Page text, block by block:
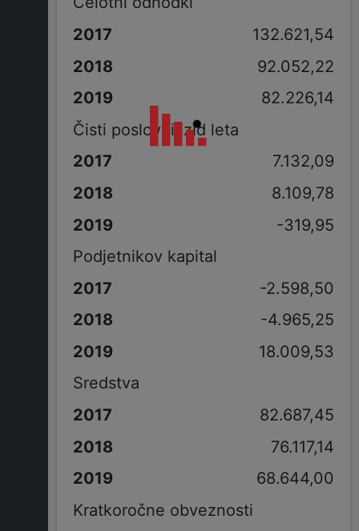
132.621,54
92.052,22
82.226,14
Čisti poslovni izid leta
7.132,09
8.109,78
-319,95
Podjetnikov kapital
-2.598,50
-4.965,25
18.009,53
Sredstva
82.687,45
76.117,14
68.644,00
Kratkoročne obveznosti